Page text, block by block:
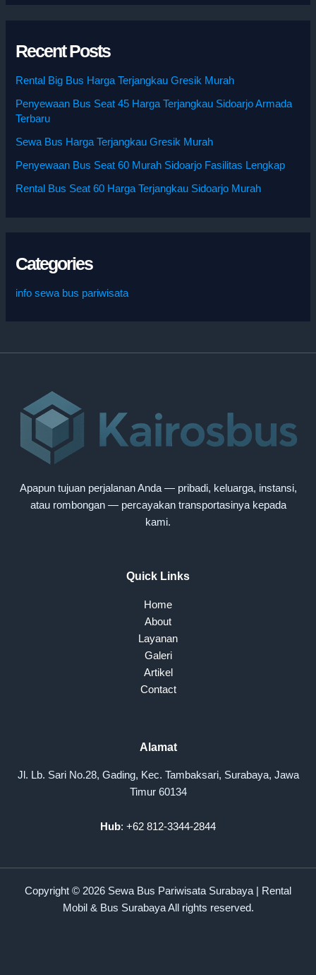
Recent Posts
Rental Big Bus Harga Terjangkau Gresik Murah
Penyewaan Bus Seat 45 Harga Terjangkau Sidoarjo Armada
Terbaru
Sewa Bus Harga Terjangkau Gresik Murah
Penyewaan Bus Seat 60 Murah Sidoarjo Fasilitas Lengkap
Rental Bus Seat 60 Harga Terjangkau Sidoarjo Murah
Categories
info sewa bus pariwisata
Apapun tujuan perjalanan Anda — pribadi, keluarga, instansi,
atau rombongan — percayakan transportasinya kepada
kami.
Quick Links
Home
About
Layanan
Galeri
Artikel
Contact
Alamat
Jl. Lb. Sari No.28, Gading, Kec. Tambaksari, Surabaya, Jawa
Timur 60134
Hub: +62 812-3344-2844
Copyright © 2026 Sewa Bus Pariwisata Surabaya | Rental
Mobil & Bus Surabaya All rights reserved.